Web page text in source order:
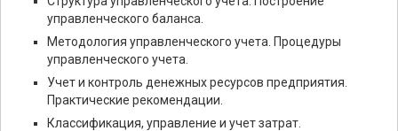
управленческого баланса.
Методология управленческого учета. Процедуры
управленческого учета.
Учет и контроль денежных ресурсов предприятия.
Практические рекомендации.
Классификация, управление и учет затрат.